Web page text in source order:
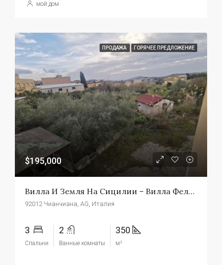
мой дом
ПРОДАЖА ГОРЯЧЕЕ ПРЕДЛОЖЕНИЕ
$195,000
Вилла И Земля На Сицилии – Вилла Феличе
92012 Чианчиана, AG, Италия
3
Спальни
2
Ванные комнаты
350
м²